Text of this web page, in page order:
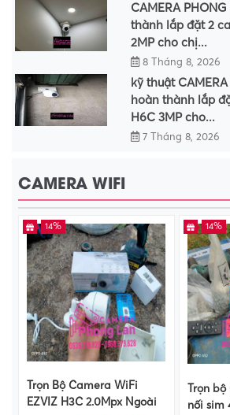
CAMERA
thành lắp đặt 2
2MP cho chị...
8 Tháng 8, 2026
kỹ thuật
hoàn thành lắp
H6C 3MP cho...
7 Tháng 8, 2026
CAMERA WIFI
Trọn Bộ Camera WiFi
EZVIZ H3C 2.0Mpx Ngoài
14%
Trọn bộ
nối sim
14%